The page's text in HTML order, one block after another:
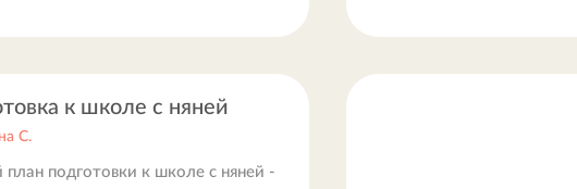
к школе с няней
С.
план подготовки к школе с няней -